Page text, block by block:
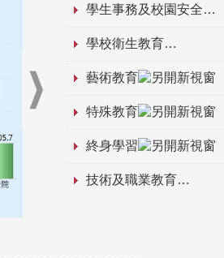
學生事務及校園安全
學校衛生教育
藝術教育
特殊教育
終身學習
技術及職業教育